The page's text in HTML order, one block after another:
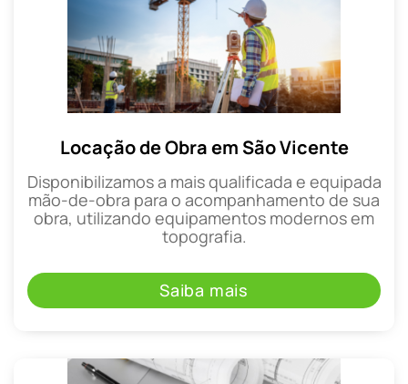
Locação de Obra em São Vicente
Disponibilizamos a mais qualificada e equipada
mão-de-obra para o acompanhamento de sua
obra, utilizando equipamentos modernos em
topografia.
Saiba mais